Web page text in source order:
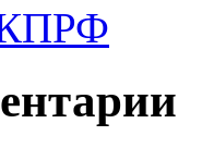
КПРФ